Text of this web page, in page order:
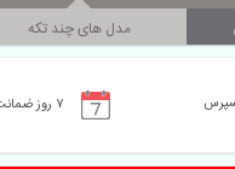
مدل های چند تکه
٧ روز ضمانت بازگشت